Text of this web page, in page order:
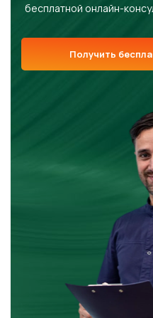
бесплатной онлайн-
Получить